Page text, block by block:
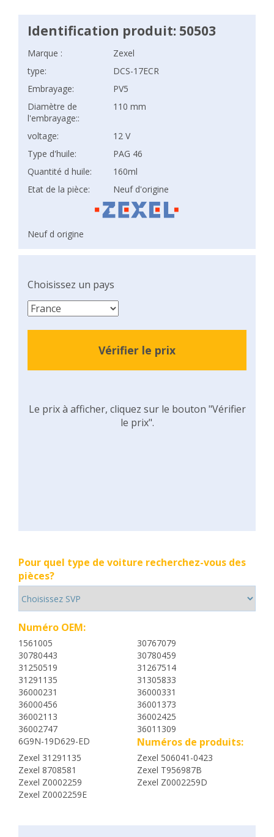
Identification produit: 50503
Marque :
Zexel
type:
DCS-17ECR
Embrayage:
PV5
Diamètre de
l'embrayage::
110 mm
voltage:
12 V
Type d'huile:
PAG 46
Quantité d huile:
160ml
Etat de la pièce:
Neuf d'origine
Neuf d origine
Choisissez un pays
Vérifier le prix
Le prix à afficher, cliquez sur le bouton "Vérifier
le prix".
Pour quel type de voiture recherchez-vous des
pièces?
Numéro OEM:
1561005
30767079
30780443
30780459
31250519
31267514
31291135
31305833
36000231
36000331
36000456
36001373
36002113
36002425
36002747
36011309
6G9N-19D629-ED
Numéros de produits:
Zexel 31291135
Zexel 506041-0423
Zexel 8708581
Zexel T956987B
Zexel Z0002259
Zexel Z0002259D
Zexel Z0002259E